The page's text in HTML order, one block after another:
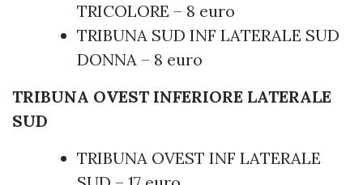
TRICOLORE – 8 euro
TRIBUNA SUD INF LATERALE SUD
DONNA – 8 euro
TRIBUNA OVEST INFERIORE LATERALE
SUD
TRIBUNA OVEST INF LATERALE